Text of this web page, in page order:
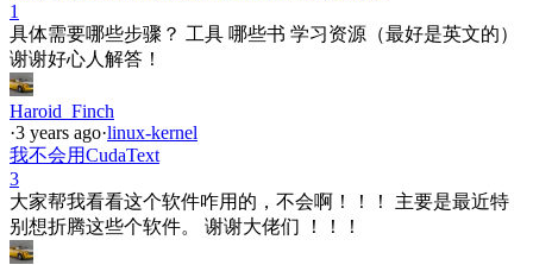
1
具体需要哪些步骤？ 工具 哪些书 学习资源（最好是英文的）
谢谢好心人解答！
Haroid_Finch
·3 years ago·linux-kernel
我不会用CudaText
3
大家帮我看看这个软件咋用的，不会啊！！！ 主要是最近特
别想折腾这些个软件。 谢谢大佬们 ！！！